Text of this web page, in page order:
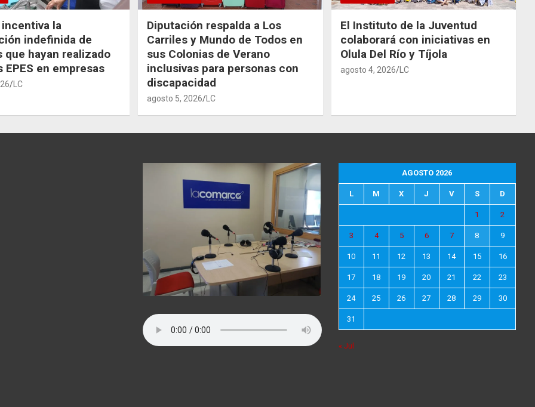
la
indefinida de
que hayan realizado
EPES en empresas
LC
Diputación respalda a Los
Carriles y Mundo de Todos en
sus Colonias de Verano
inclusivas para personas con
discapacidad
agosto 5, 2026 LC
El Instituto de la Juventud
colaborará con iniciativas en
Olula Del Río y Tíjola
agosto 4, 2026 LC
AGOSTO 2026
L M X J V S D
1 2
3 4 5 6 7 8 9
10 11 12 13 14 15 16
17 18 19 20 21 22 23
24 25 26 27 28 29 30
31
« Jul